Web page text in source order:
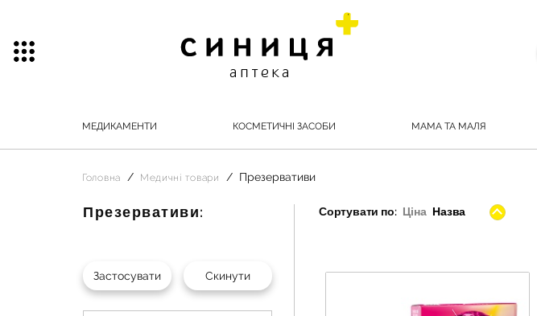
МЕДИКАМЕНТИ КОСМЕТИЧНІ ЗАСОБИ МАМА ТА МАЛЯ
Головна Медичні товари Презервативи
Презервативи: Сортувати по: Ціна Назва